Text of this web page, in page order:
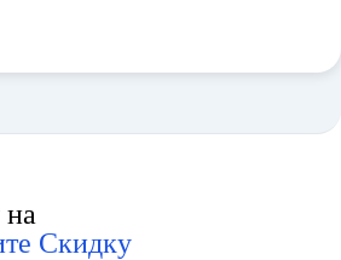
на
Скидку